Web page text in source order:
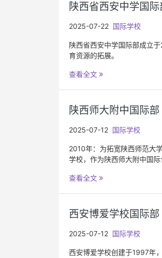
陕西省西安中学国际
2025-07-22 国际学校
陕西省西安中学国际部成立
育资源的拓展。
查看全文
陕西师大附中国际部
2025-07-12 国际学校
2010年：为拓宽陕西师范大
学校，作为陕西师大附中国际
查看全文
西安博爱学校国际部
2025-07-12 国际学校
西安博爱学校创建于1997年